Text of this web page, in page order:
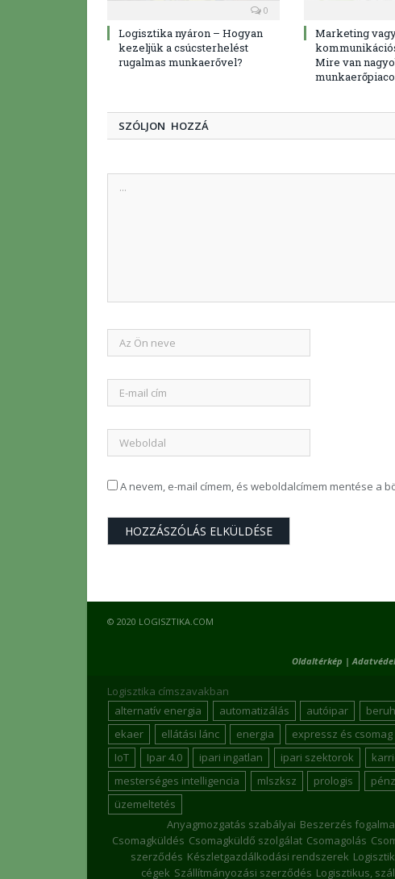
0
Logisztika nyáron – Hogyan
kezeljük a csúcsterhelést
rugalmas munkaerővel?
Marketing
Mire van
SZÓLJON HOZZÁ
A nevem, e-mail címem, és weboldalcímem mentése a
© 2020 LOGISZTIKA.COM
Oldaltérkép |
Logisztika címszavakban
alternatív energia
automatizálás autóipar
ekaer
ellátási lánc energia expressz és csomag
IoT
Ipar 4.0 ipari ingatlan ipari szektorok
mesterséges intelligencia
mlszksz prologis
üzemeltetés
Anyagmozgatás szabályai Beszerzés fogalma
Csomagküldés Csomagküldő szolgálat Csomagolás
szerződés Készletgazdálkodási rendszerek
cégek Szállítmányozási szerződés Logisztikus,